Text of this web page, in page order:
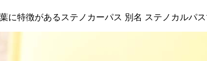
に特徴があるステノカーパス 別名 ステノカルパ